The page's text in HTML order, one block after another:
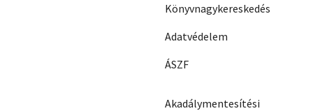
Könyvnagykereskedés
Adatvédelem
ÁSZF
Akadálymentesítési